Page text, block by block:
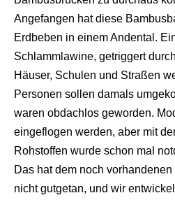
Angefangen hat diese
Erdbeben in einem Andental.
Schlammlawine, getriggert
Häuser, Schulen und Straßen
Personen sollen damals
waren obdachlos geworden.
eingeflogen werden, aber mit
Rohstoffen wurde schon mal
Das hat dem noch
nicht gutgetan, und wir